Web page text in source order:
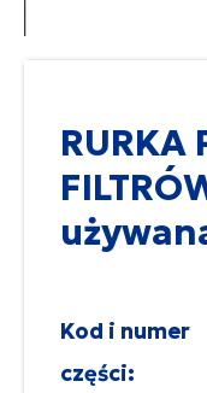
RURKA
Kod i numer
części: